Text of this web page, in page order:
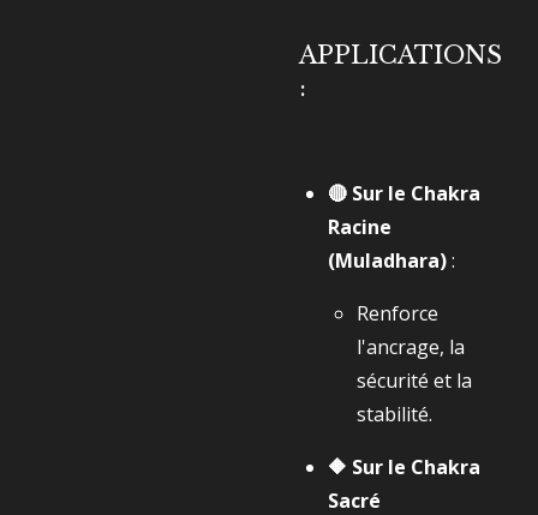
APPLICATIONS
:
🔴 Sur le Chakra
Racine
(Muladhara):
Renforce
l'ancrage, la
sécurité et la
stabilité.
🔶 Sur le Chakra
Sacré